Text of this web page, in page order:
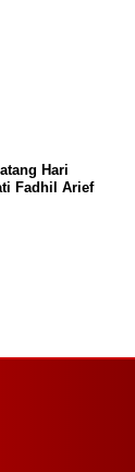
Hari
Fadhil Arief